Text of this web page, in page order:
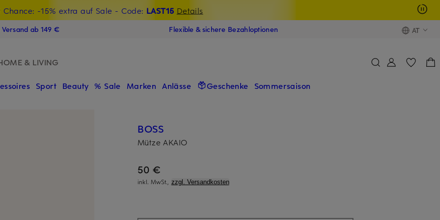
Chance: -15% extra auf Sale - Code: LAST15 Details
Willkommensgutschein mit Beyond sichern
ab 149 € Flexible & sichere Bezahloptionen AT
& LIVING
Sport Beauty % Sale Marken Anlässe Geschenke Sommersaison
BOSS
Mütze AKAIO
50 €
inkl. MwSt., zzgl. Versandkosten